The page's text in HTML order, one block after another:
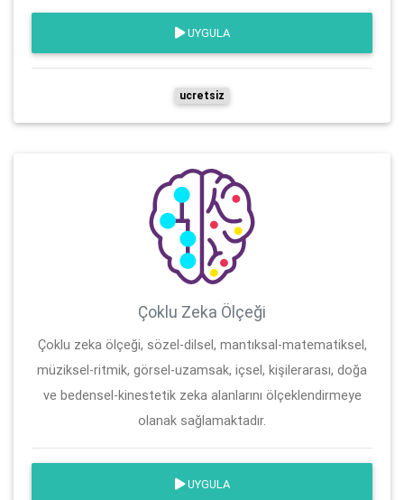
UYGULA
ucretsiz
Çoklu Zeka Ölçeği
Çoklu zeka ölçeği, sözel-dilsel, mantıksal-matematiksel,
müziksel-ritmik, görsel-uzamsak, içsel, kişilerarası, doğa
ve bedensel-kinestetik zeka alanlarını ölçeklendirmeye
olanak sağlamaktadır.
UYGULA